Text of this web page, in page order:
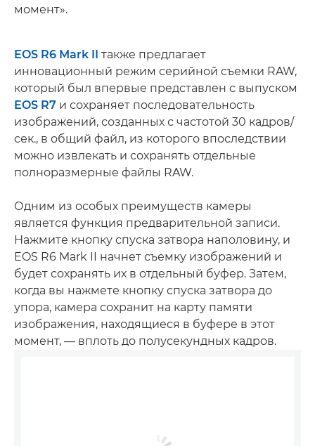
момент».
EOS R6 Mark II также предлагает
инновационный режим серийной съемки RAW,
который был впервые представлен с выпуском
EOS R7 и сохраняет последовательность
изображений, созданных с частотой 30 кадров/
сек., в общий файл, из которого впоследствии
можно извлекать и сохранять отдельные
полноразмерные файлы RAW.
Одним из особых преимуществ камеры
является функция предварительной записи.
Нажмите кнопку спуска затвора наполовину, и
EOS R6 Mark II начнет съемку изображений и
будет сохранять их в отдельный буфер. Затем,
когда вы нажмете кнопку спуска затвора до
упора, камера сохранит на карту памяти
изображения, находящиеся в буфере в этот
момент, — вплоть до полусекундных кадров.